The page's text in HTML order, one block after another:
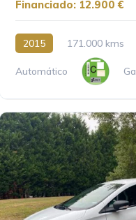
Financiado: 12.900 €
2015 171.000 kms
Automático